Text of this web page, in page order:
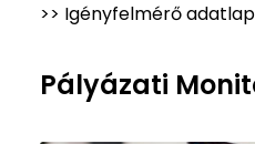
>> Igényfelmérő adatlap
Pályázati